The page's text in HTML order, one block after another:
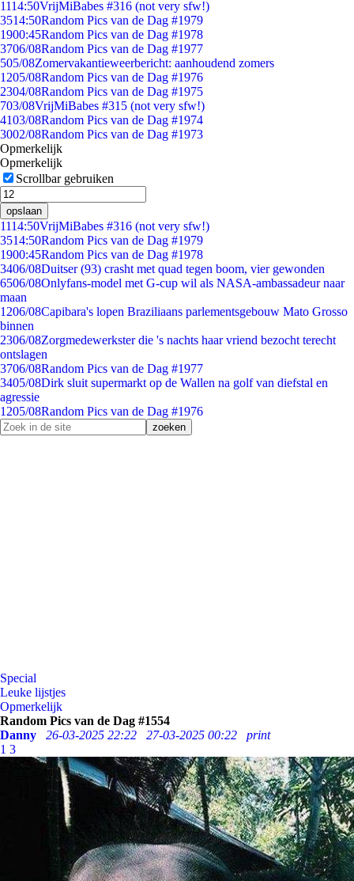
1114:50VrijMiBabes #316 (not very sfw!)
3514:50Random Pics van de Dag #1979
1900:45Random Pics van de Dag #1978
3706/08Random Pics van de Dag #1977
505/08Zomervakantieweerbericht: aanhoudend zomers
1205/08Random Pics van de Dag #1976
2304/08Random Pics van de Dag #1975
703/08VrijMiBabes #315 (not very sfw!)
4103/08Random Pics van de Dag #1974
3002/08Random Pics van de Dag #1973
Opmerkelijk
Opmerkelijk
Scrollbar gebruiken
opslaan
1114:50VrijMiBabes #316 (not very sfw!)
3514:50Random Pics van de Dag #1979
1900:45Random Pics van de Dag #1978
3406/08Duitser (93) crasht met quad tegen boom, vier gewonden
6506/08Onlyfans-model met G-cup wil als NASA-ambassadeur naar
maan
1206/08Capibara's lopen Braziliaans parlementsgebouw Mato Grosso
binnen
2306/08Zorgmedewerkster die 's nachts haar vriend bezocht terecht
ontslagen
3706/08Random Pics van de Dag #1977
3405/08Dirk sluit supermarkt op de Wallen na golf van diefstal en
agressie
1205/08Random Pics van de Dag #1976
Special
Leuke lijstjes
Opmerkelijk
Random Pics van de Dag #1554
Danny
26-03-2025 22:22 27-03-2025 00:22
print
1 3